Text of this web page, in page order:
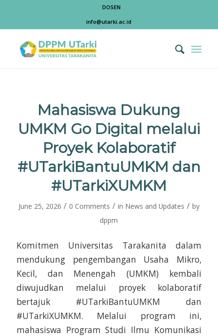
DOSEN
info@utarki.ac.id
Mahasiswa Dukung
UMKM Go Digital melalui
Proyek Kolaboratif
#UTarkiBantuUMKM dan
#UTarkiXUMKM
June 25, 2026 / 0 Comments / in News and Updates / by
dppm
Komitmen Universitas Tarakanita dalam
mendukung pengembangan Usaha Mikro,
Kecil, dan Menengah (UMKM) kembali
diwujudkan melalui proyek kolaboratif
bertajuk #UTarkiBantuUMKM dan
#UTarkiXUMKM. Melalui program ini,
mahasiswa Program Studi Ilmu Komunikasi